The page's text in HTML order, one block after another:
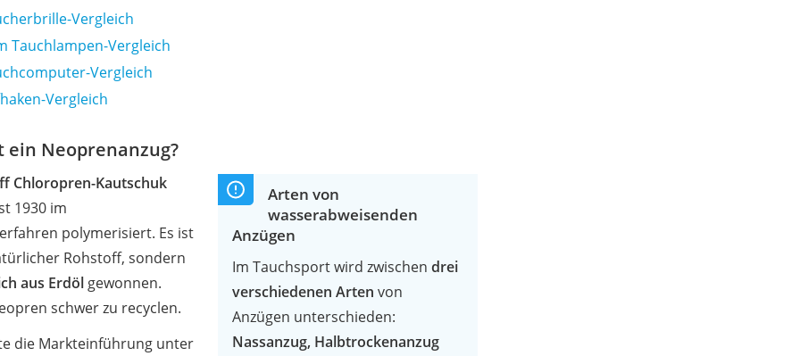
Vergleich
Tauchlampen-Vergleich
Vergleich
Vergleich
ein Neoprenanzug?
Arten von
wasserabweisenden
Anzügen
Im Tauchsport wird zwischen drei
verschiedenen Arten von
Anzügen unterschieden:
Nassanzug, Halbtrockenanzug
Chloropren-Kautschuk
1930 im
polymerisiert. Es ist
Rohstoff, sondern
aus Erdöl gewonnen.
schwer zu recyclen.
die Markteinführung unter